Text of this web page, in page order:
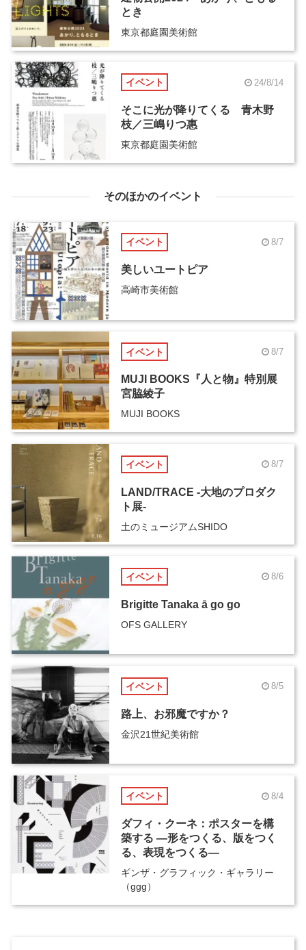
とき
東京都庭園美術館
イベント 24/8/14
そこに光が降りてくる 青木野
枝／三嶋りつ惠
東京都庭園美術館
そのほかのイベント
イベント 8/7
美しいユートピア
高崎市美術館
イベント 8/7
MUJI BOOKS『人と物』特別展
宮脇綾子
MUJI BOOKS
イベント 8/7
LAND/TRACE -大地のプロダク
ト展-
土のミュージアムSHIDO
イベント 8/6
Brigitte Tanaka ā go go
OFS GALLERY
イベント 8/5
路上、お邪魔ですか？
金沢21世紀美術館
イベント 8/4
ダフィ・クーネ：ポスターを構
築する ―形をつくる、版をつく
る、表現をつくる―
ギンザ・グラフィック・ギャラリー
（ggg）